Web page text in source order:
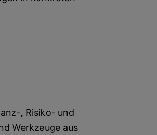
, Risiko- und
Werkzeuge aus